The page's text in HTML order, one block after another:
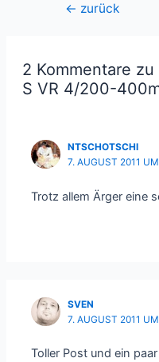
Beitragsnavigation
← zurück
2 Kommentare
S VR 4/200-
NTSCHOTSCHI
7. AUGUST 2011
Trotz allem Ärger eine
SVEN
7. AUGUST 2011
Toller Post und ein